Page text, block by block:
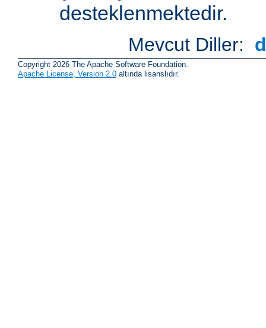
desteklenmektedir.
Mevcut Diller:
Copyright 2026 The Apache Software Foundation.
Apache License, Version 2.0 altında lisanslıdır.